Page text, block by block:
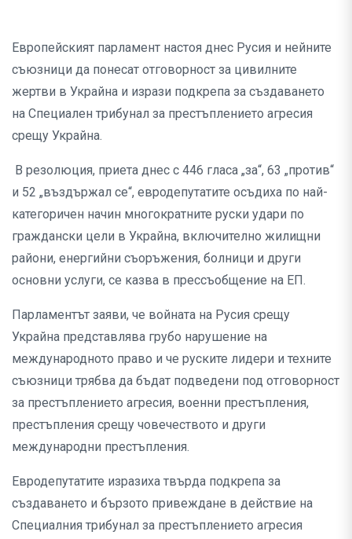
Европейският парламент настоя днес Русия и нейните
съюзници да понесат отговорност за цивилните
жертви в Украйна и изрази подкрепа за създаването
на Специален трибунал за престъплението агресия
срещу Украйна.
В резолюция, приета днес с 446 гласа „за“, 63 „против“
и 52 „въздържал се“, евродепутатите осъдиха по най-
категоричен начин многократните руски удари по
граждански цели в Украйна, включително жилищни
райони, енергийни съоръжения, болници и други
основни услуги, се казва в прессъобщение на ЕП.
Парламентът заяви, че войната на Русия срещу
Украйна представлява грубо нарушение на
международното право и че руските лидери и техните
съюзници трябва да бъдат подведени под отговорност
за престъплението агресия, военни престъпления,
престъпления срещу човечеството и други
международни престъпления.
Евродепутатите изразиха твърда подкрепа за
създаването и бързото привеждане в действие на
Специалния трибунал за престъплението агресия